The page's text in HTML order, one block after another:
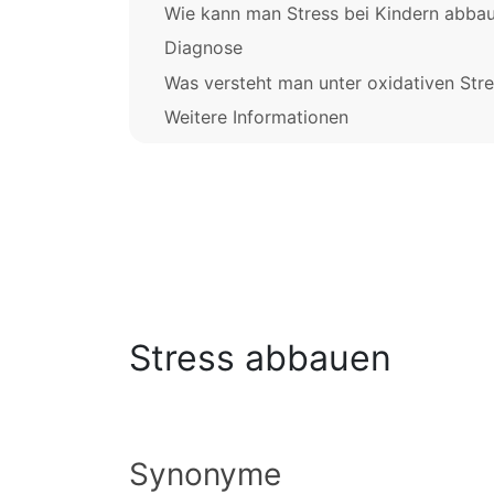
Wie kann man Stress bei Kindern
Diagnose
Was versteht man unter oxidativen
Weitere Informationen
Stress abbauen
Synonyme